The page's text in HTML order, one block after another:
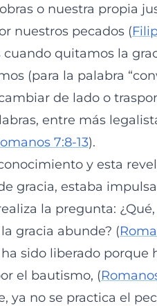
o nuestra propia
nuestros pecados (
cuando quitamos la
(para la palabra
de lado o
entre más
7:8-13).
y esta
gracia, estaba
la pregunta:
gracia abunde? (
ha sido liberado
el bautismo, (
ya no se practica el